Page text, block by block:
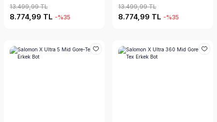
13.499,99 TL
8.774,99 TL -%35
13.499,99 TL
8.774,99 TL -%35